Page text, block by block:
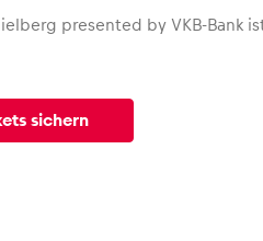
presented by VKB-Bank
sichern